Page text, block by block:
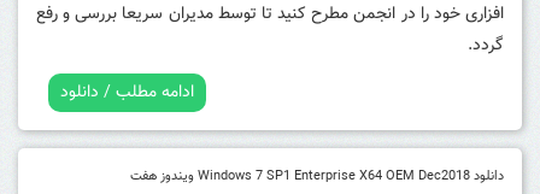
افزاری خود را در انجمن مطرح کنید تا توسط مدیران سریعا بررسی و رفع
گردد.
ادامه مطلب / دانلود
دانلود Windows 7 SP1 Enterprise X64 OEM Dec2018 ویندوز هفت